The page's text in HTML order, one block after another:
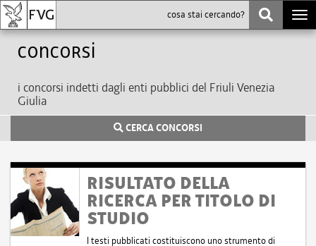
Concorsi
i concorsi indetti dagli enti pubblici del Friuli Venezia
Giulia
CERCA CONCORSI
RISULTATO DELLA
RICERCA PER TITOLO DI
STUDIO
I testi pubblicati costituiscono uno strumento di